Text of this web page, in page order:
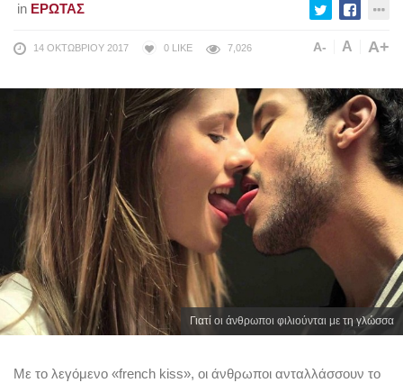
in ΈΡΩΤΑΣ
14 ΟΚΤΩΒΡΊΟΥ 2017 0 LIKE 7,026 A- A A+
Γιατί οι άνθρωποι φιλιούνται με τη γλώσσα
Με το λεγόμενο «french kiss», οι άνθρωποι ανταλλάσσουν το